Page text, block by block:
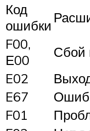
Код
ошибки
F00,
Е00
Сбой
E02
E67
F01